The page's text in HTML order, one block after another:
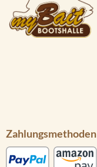
Zahlungsmethoden